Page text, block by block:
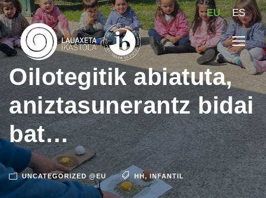
EU ES
Oilotegitik abiatuta,
aniztasunerantz bidai
bat…
UNCATEGORIZED @EU HH, INFANTIL